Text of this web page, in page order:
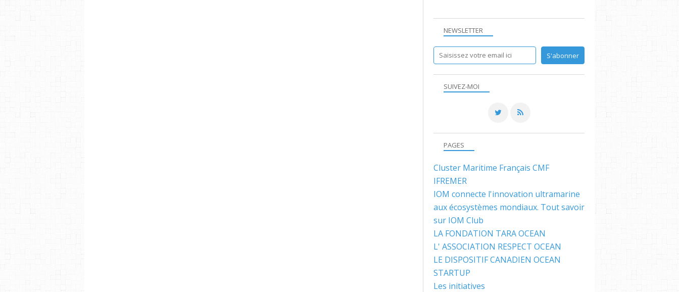
NEWSLETTER
SUIVEZ-MOI
PAGES
Cluster Maritime Français CMF
IFREMER
IOM connecte l'innovation ultramarine
aux écosystèmes mondiaux. Tout savoir
sur IOM Club
LA FONDATION TARA OCEAN
L' ASSOCIATION RESPECT OCEAN
LE DISPOSITIF CANADIEN OCEAN
STARTUP
Les initiatives